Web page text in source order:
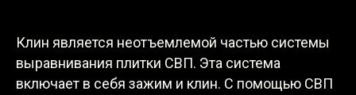
Клин является неотъемлемой частью системы
выравнивания плитки СВП. Эта система
включает в себя зажим и клин. С помощью СВП